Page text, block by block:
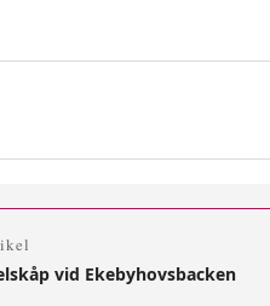
vid Ekebyhovsbacken